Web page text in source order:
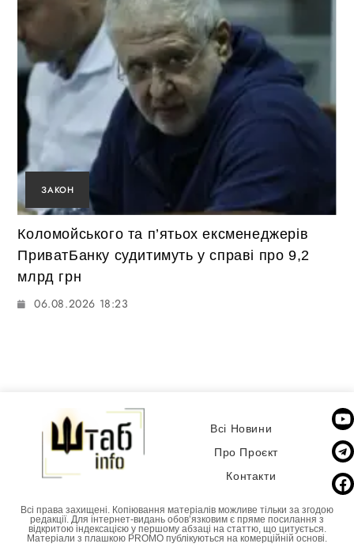
ЗАКОН
Коломойського та п’ятьох ексменеджерів
ПриватБанку судитимуть у справі про 9,2
млрд грн
06.08.2026 18:23
Всі Новини
Про Проєкт
Контакти
Всі права захищені. Копіювання матеріалів можливе тільки за згодою
редакції. Для інтернет-видань обовʼязковим є пряме посилання з
відкритою індексацією у першому абзаці на статтю, що цитується.
Матеріали з плашкою PROMO публікуються на комерційній основі.